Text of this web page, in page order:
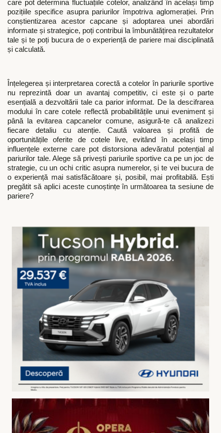
care pot determina fluctuațiile cotelor, analizând în același timp
pozițiile specifice asupra pariurilor împotriva aglomerației. Prin
conștientizarea acestor capcane și adoptarea unei abordări
informate și strategice, poți contribui la îmbunătățirea rezultatelor
tale și te poți bucura de o experiență de pariere mai disciplinată
și calculată.
Înțelegerea și interpretarea corectă a cotelor în pariurile sportive
nu reprezintă doar un avantaj competitiv, ci este și o parte
esențială a dezvoltării tale ca parior informat. De la descifrarea
modului în care cotele reflectă probabilitățile unui eveniment și
până la evitarea capcanelor comune, asigură-te că analizezi
fiecare detaliu cu atenție. Caută valoarea și profită de
oportunitățile oferite de cotele live, evitând în același timp
influențele externe care pot distorsiona adevăratul potențial al
pariurilor tale. Alege să privești pariurile sportive ca pe un joc de
strategie, cu un ochi critic asupra numerelor, și te vei bucura de
o experiență mai satisfăcătoare și, posibil, mai profitabilă. Ești
pregătit să aplici aceste cunoștințe în următoarea ta sesiune de
pariere?